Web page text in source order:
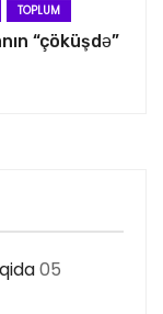
TOPLUM
“çöküşdə”
05